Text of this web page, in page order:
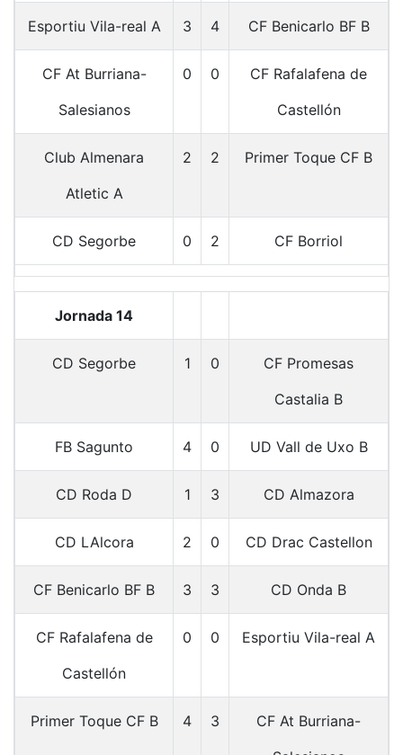
Esportiu Vila-real A 3 4 CF Benicarlo BF B
CF At Burriana-
Salesianos
0 0
CF Rafalafena de
Castellón
Club Almenara
Atletic A
2 2 Primer Toque CF B
CD Segorbe 0 2 CF Borriol
Jornada 14
CD Segorbe 1 0
CF Promesas
Castalia B
FB Sagunto 4 0 UD Vall de Uxo B
CD Roda D 1 3 CD Almazora
CD LAlcora 2 0 CD Drac Castellon
CF Benicarlo BF B 3 3 CD Onda B
CF Rafalafena de
Castellón
0 0 Esportiu Vila-real A
Primer Toque CF B 4 3
CF At Burriana-